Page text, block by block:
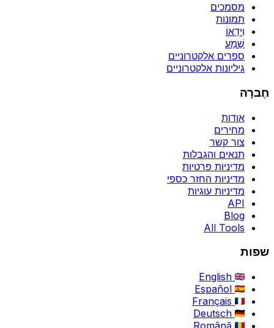
מסמכים
תמונות
וִידֵאוֹ
שֶׁמַע
ספרים אלקטרוניים
גיליונות אלקטרוניים
חֶברָה
אודות
מחירים
צור קשר
תנאים והגבלות
מדיניות פרטיות
מדיניות החזר כספי
מדיניות עוגיות
API
Blog
All Tools
שפות